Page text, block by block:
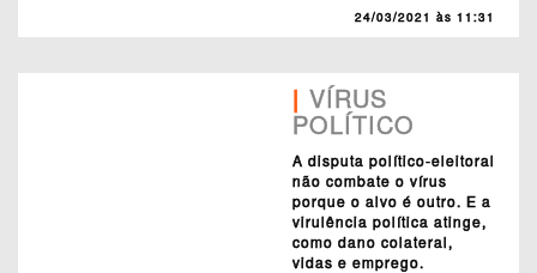
24/03/2021 às 11:31
| VÍRUS
POLÍTICO
A disputa político-eleitoral
não combate o vírus
porque o alvo é outro. E a
virulência política atinge,
como dano colateral,
vidas e emprego.